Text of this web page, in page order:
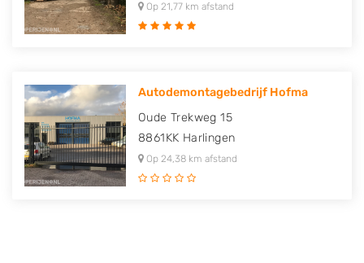
Op 21,77 km afstand
Autodemontagebedrijf Hofma
Oude Trekweg 15
8861KK Harlingen
Op 24,38 km afstand